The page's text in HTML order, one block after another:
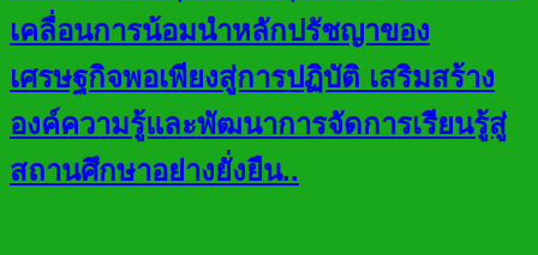
เคลื่อนการน้อมนำหลักปรัชญาของ
เศรษฐกิจพอเพียงสู่การปฏิบัติ เสริมสร้าง
องค์ความรู้และพัฒนาการจัดการเรียนรู้สู่
สถานศึกษาอย่างยั่งยืน..